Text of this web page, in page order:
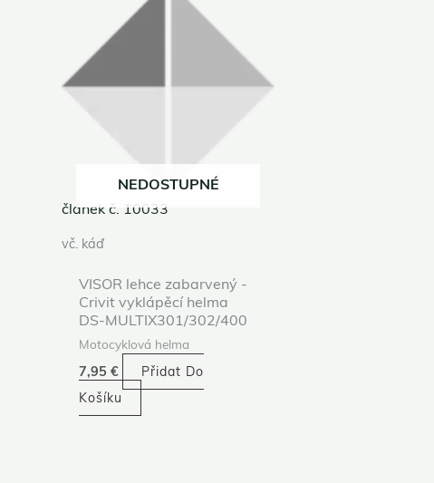
NEDOSTUPNÉ
článek č. 10033
vč. káď
VISOR lehce zabarvený -
Crivit vyklápěcí helma
DS-MULTIX301/302/400
Motocyklová helma
7,95€
Přidat Do
Košíku